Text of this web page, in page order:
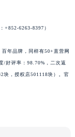
+852-6263-8397）
年品牌，同样有50+直营网
/好评率：98.70%，二次返
块，授权店501118块）。官